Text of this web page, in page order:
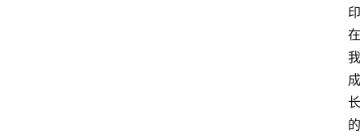
印
在
我
成
长
的